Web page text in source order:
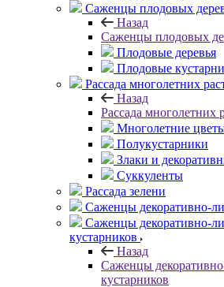
Саженцы плодовых
Назад
Саженцы плодовых
Плодовые деревья
Плодовые
Рассада многолетних
Назад
Рассада многолетних
Многолетние
Полукустарники
Злаки и
Суккуленты
Рассада зелени
Саженцы декоративно-
Саженцы декоративно-
кустарников
Назад
Саженцы
кустарников